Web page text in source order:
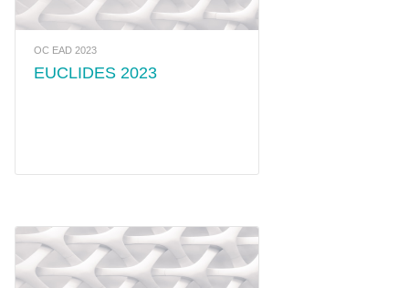
OC EAD 2023
EUCLIDES 2023